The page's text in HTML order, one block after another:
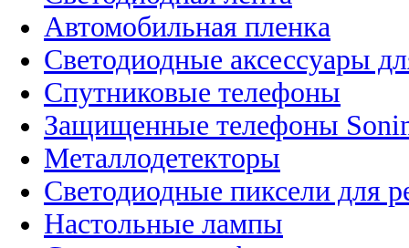
Автомобильная пленка
Светодиодные аксессуары
Спутниковые телефоны
Защищенные телефоны
Металлодетекторы
Светодиодные пиксели для
Настольные лампы